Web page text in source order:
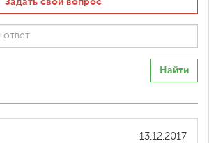
Найти
13.12.2017